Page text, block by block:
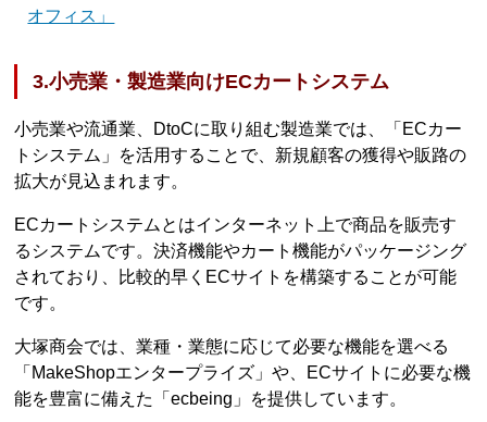
オフィス」
3.小売業・製造業向けECカートシステム
小売業や流通業、DtoCに取り組む製造業では、「ECカー
トシステム」を活用することで、新規顧客の獲得や販路の
拡大が見込まれます。
ECカートシステムとはインターネット上で商品を販売す
るシステムです。決済機能やカート機能がパッケージング
されており、比較的早くECサイトを構築することが可能
です。
大塚商会では、業種・業態に応じて必要な機能を選べる
「MakeShopエンタープライズ」や、ECサイトに必要な機
能を豊富に備えた「ecbeing」を提供しています。